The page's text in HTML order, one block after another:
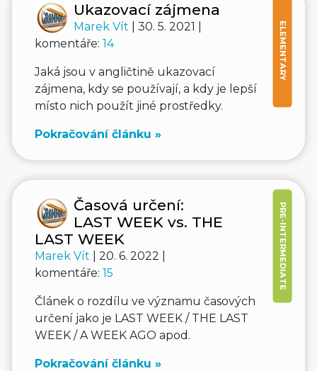
ELEMENTARY
Ukazovací zájmena
Marek Vít
| 30. 5. 2021 |
komentáře: 14
Jaká jsou v angličtině ukazovací
zájmena, kdy se používají, a kdy je lepší
místo nich použít jiné prostředky.
Pokračování článku »
PRE-INTERMEDIATE
Časová určení:
LAST WEEK vs. THE
LAST WEEK
Marek Vít
| 20. 6. 2022 |
komentáře: 15
Článek o rozdílu ve významu časových
určení jako je LAST WEEK / THE LAST
WEEK / A WEEK AGO apod.
Pokračování článku »